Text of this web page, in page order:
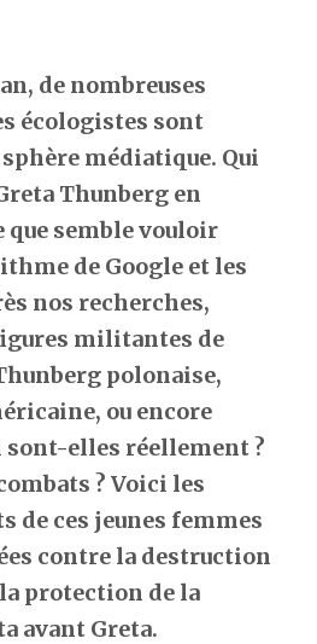
de nombreuses
écologistes sont
médiatique. Qui
Thunberg en
que semble vouloir
de Google et les
nos recherches,
militantes de
polonaise,
ou encore
sont-elles réellement ?
? Voici les
de ces jeunes femmes
contre la destruction
protection de la
avant Greta.